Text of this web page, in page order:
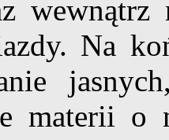
Na
materii o